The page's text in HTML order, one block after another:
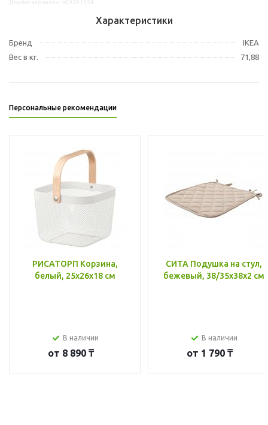
Характеристики
Бренд
IKEA
Вес в кг.
71,88
Персональные рекомендации
РИСАТОРП Корзина,
белый, 25x26x18 см
В наличии
от 8 890 ₸
СИТА Подушка на стул,
бежевый, 38/35x38x2 см
В наличии
от 1 790 ₸